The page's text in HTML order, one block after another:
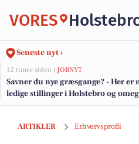
VORES
Seneste nyt ›
12 timer siden | JOBNYT
Savner du nye græsgange? - Her er
ledige stillinger i Holstebro og
ARTIKLER Erhvervsprofil
Møblér med Kumo Holstebro: